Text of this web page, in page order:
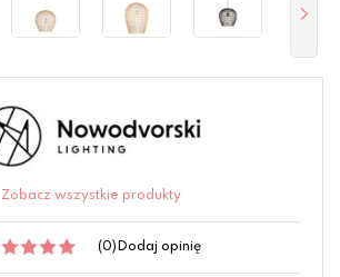
Zobacz wszystkie produkty
(0) Dodaj opinię